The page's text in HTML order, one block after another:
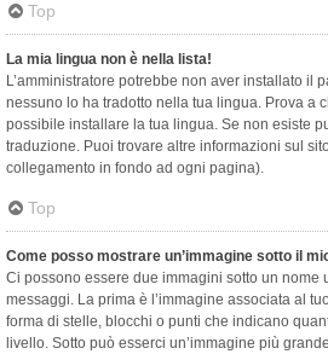
Top
La mia lingua non è nella lista!
L’amministratore potrebbe non aver installato il
nessuno lo ha tradotto nella tua lingua. Prova a
possibile installare la tua lingua. Se non esiste
traduzione. Puoi trovare altre informazioni sul
collegamento in fondo ad ogni pagina).
Top
Come posso mostrare un’immagine sotto il
Ci possono essere due immagini sotto un nome
messaggi. La prima è l’immagine associata al
forma di stelle, blocchi o punti che indicano
livello. Sotto può esserci un’immagine più